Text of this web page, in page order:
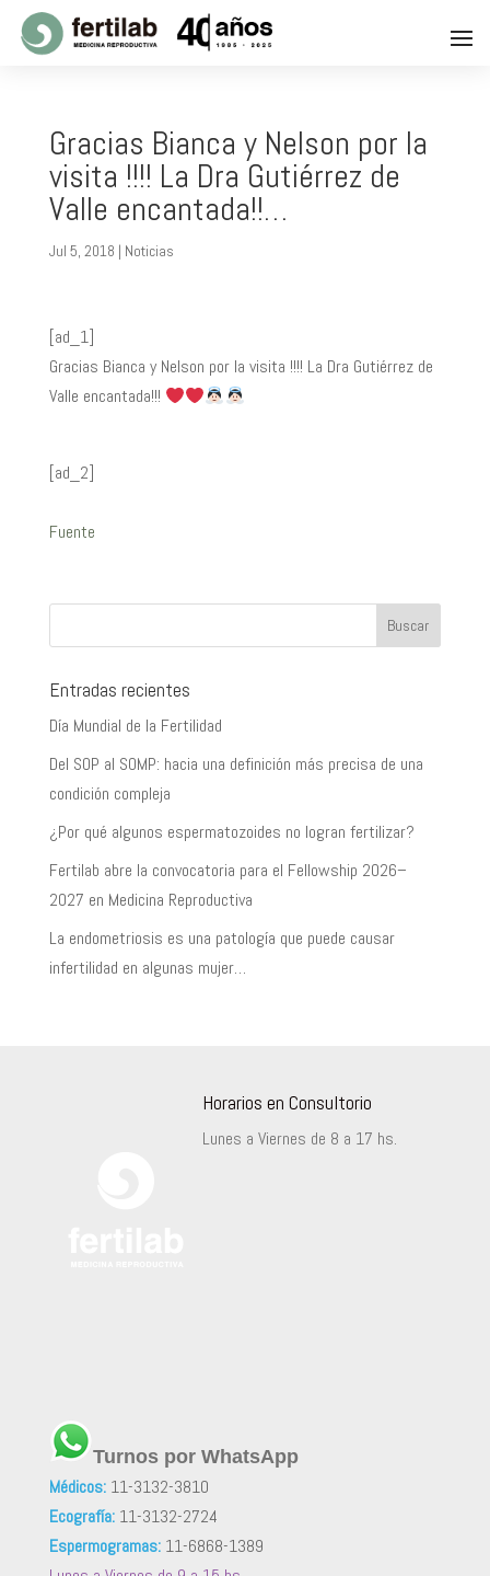
Gracias Bianca y Nelson por la
visita !!!! La Dra Gutiérrez de
Valle encantada!!…
Jul 5, 2018 | Noticias
[ad_1]
Gracias Bianca y Nelson por la visita !!!! La Dra Gutiérrez de
Valle encantada!!!
[ad_2]
Fuente
Entradas recientes
Día Mundial de la Fertilidad
Del SOP al SOMP: hacia una definición más precisa de una
condición compleja
¿Por qué algunos espermatozoides no logran fertilizar?
Fertilab abre la convocatoria para el Fellowship 2026–
2027 en Medicina Reproductiva
La endometriosis es una patología que puede causar
infertilidad en algunas mujer…
Horarios en Consultorio
Lunes a Viernes de 8 a 17 hs.
Turnos por WhatsApp
Médicos: 11-3132-3810
Ecografía: 11-3132-2724
Espermogramas: 11-6868-1389